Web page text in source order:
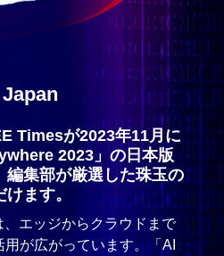
Timesが2023年11月に
2023」の日本版
編集部が厳選した珠玉の
ます。
エッジからクラウドまで
が広がっています。「AI